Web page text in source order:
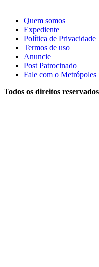
Quem somos
Expediente
Política de Privacidade
Termos de uso
Anuncie
Post Patrocinado
Fale com o Metrópoles
Todos os direitos reservados